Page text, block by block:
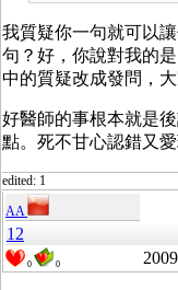
我質疑你一句就可以
句？好，你說對我的
中的質疑改成發問，大
好醫師的事根本就是
點。死不甘心認錯又愛
edited: 1
AA
12
0 0